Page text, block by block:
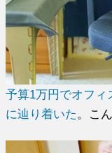
予算1万円でオフィ
に辿り着いた 。こ